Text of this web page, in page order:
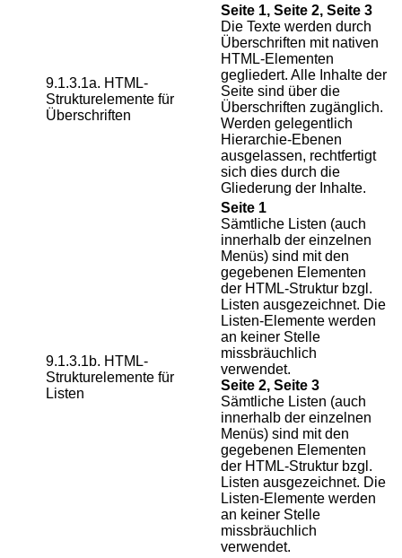
9.1.3.1a. HTML-
Strukturelemente für
Überschriften
Seite 1, Seite 2, Seite 3
Die Texte werden durch
Überschriften mit nativen
HTML-Elementen
gegliedert. Alle Inhalte der
Seite sind über die
Überschriften zugänglich.
Werden gelegentlich
Hierarchie-Ebenen
ausgelassen, rechtfertigt
sich dies durch die
Gliederung der Inhalte.
9.1.3.1b. HTML-
Strukturelemente für
Listen
Seite 1
Sämtliche Listen (auch
innerhalb der einzelnen
Menüs) sind mit den
gegebenen Elementen
der HTML-Struktur bzgl.
Listen ausgezeichnet. Die
Listen-Elemente werden
an keiner Stelle
missbräuchlich
verwendet.
Seite 2, Seite 3
Sämtliche Listen (auch
innerhalb der einzelnen
Menüs) sind mit den
gegebenen Elementen
der HTML-Struktur bzgl.
Listen ausgezeichnet. Die
Listen-Elemente werden
an keiner Stelle
missbräuchlich
verwendet.